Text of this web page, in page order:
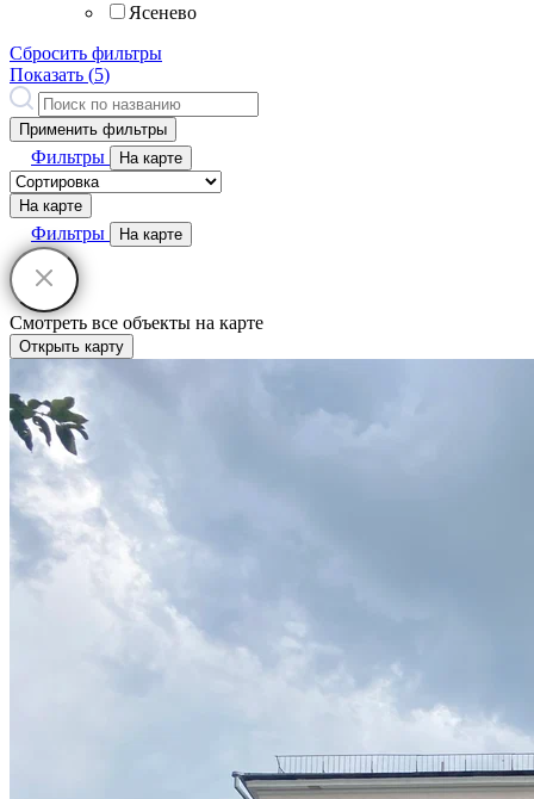
Ясенево
Сбросить фильтры
Показать (5)
Применить фильтры
Фильтры На карте
На карте
Фильтры На карте
Смотреть все объекты на карте
Открыть карту